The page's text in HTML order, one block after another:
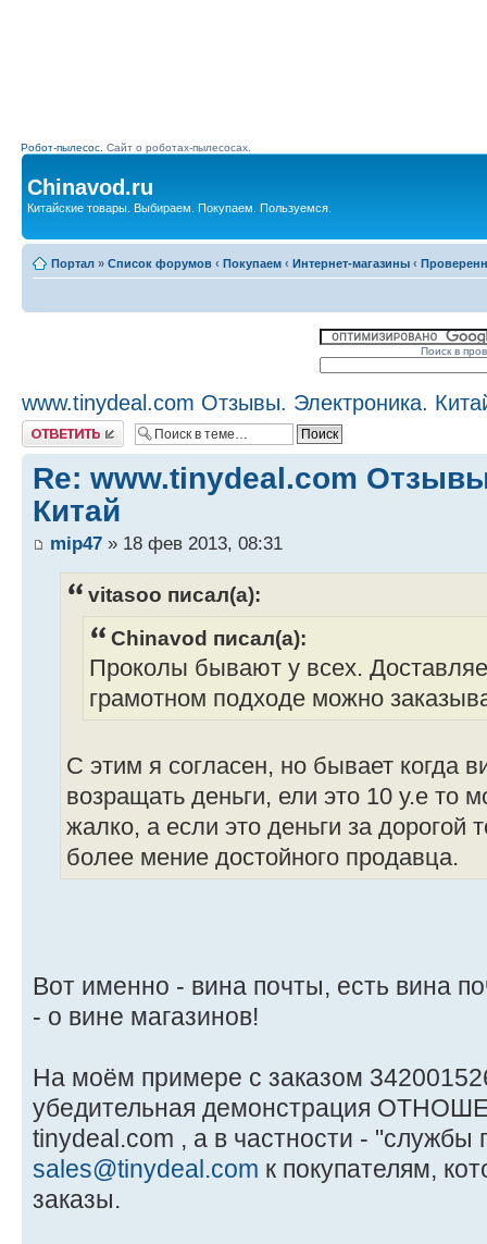
Робот-пылесос. Сайт о роботах-пылесосах.
Chinavod.ru
Китайские товары. Выбираем. Покупаем. Пользуемся.
Портал » Список форумов ‹ Покупаем ‹ Интернет-магазины ‹
Поиск в
www.tinydeal.com Отзывы. Электроника.
Комментировать
Re: www.tinydeal.com
Китай
mip47 » 18 фев 2013, 08:31
vitasoo писал(а):
Chinavod писал(а):
Проколы бывают у всех.
грамотном подходе можно
С этим я согласен, но бывает когда
возращать деньги, ели это 10 у.е то
жалко, а если это деньги за дорогой
более мение достойного продавца.
Вот именно - вина почты, есть вина
- о вине магазинов!
На моём примере с заказом
убедительная демонстрация
tinydeal.com , а в частности - "службы
sales@tinydeal.com к покупателям,
заказы.